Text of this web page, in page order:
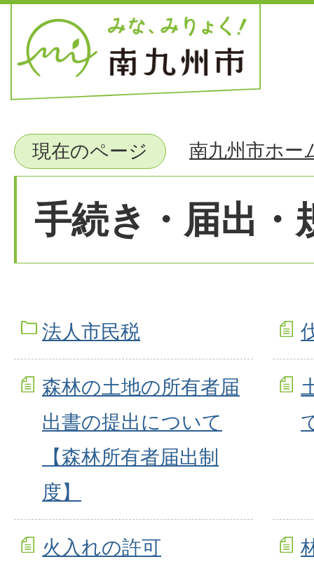
現在のページ 南九州市ホー
手続き・届出・
法人市民税
森林の土地の所有者届
出書の提出について
【森林所有者届出制
度】
火入れの許可